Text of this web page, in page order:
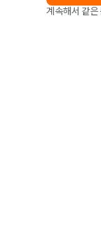
계속해서 같은